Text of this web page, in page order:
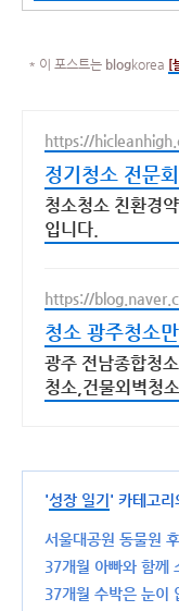
* 이 포스트는 blogkorea [
https://
정기청소 전문
청소청소 친환경
입니다.
https://
청소 광주청소
이 선택한종합
광주 전남종합청
청소,건물외벽청
'성장 일기 ' 카테고리
서울대공원 동물원
37개월 아빠와 함께
37개월 수박은 눈이